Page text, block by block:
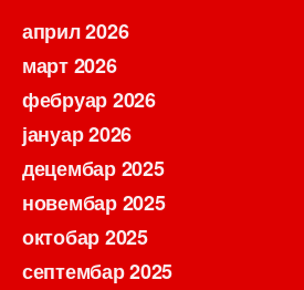
април 2026
март 2026
фебруар 2026
јануар 2026
децембар 2025
новембар 2025
октобар 2025
септембар 2025